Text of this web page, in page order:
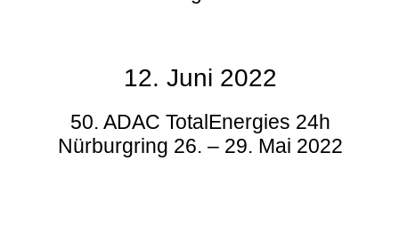
12. Juni 2022
50. ADAC TotalEnergies 24h
Nürburgring 26. – 29. Mai 2022